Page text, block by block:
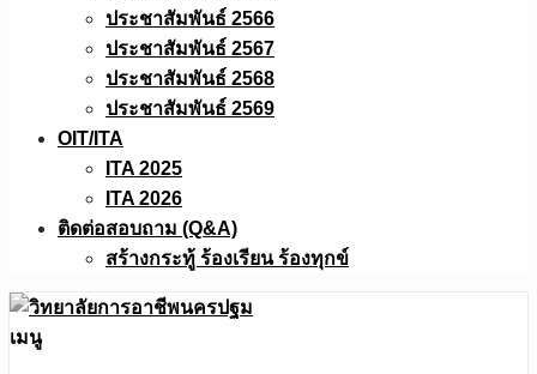
ประชาสัมพันธ์ 2566
ประชาสัมพันธ์ 2567
ประชาสัมพันธ์ 2568
ประชาสัมพันธ์ 2569
OIT/ITA
ITA 2025
ITA 2026
ติดต่อสอบถาม (Q&A)
สร้างกระทู้ ร้องเรียน ร้องทุกข์
เมนู